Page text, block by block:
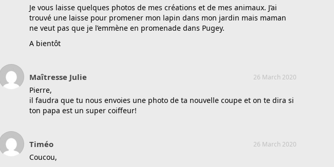
Je vous laisse quelques photos de mes créations et de mes animaux. J’ai
trouvé une laisse pour promener mon lapin dans mon jardin mais maman
ne veut pas que je l’emmène en promenade dans Pugey.
A bientôt
Maîtresse Julie 26 March 2020
Pierre,
il faudra que tu nous envoies une photo de ta nouvelle coupe et on te dira si
ton papa est un super coiffeur!
Timéo 26 March 2020
Coucou,